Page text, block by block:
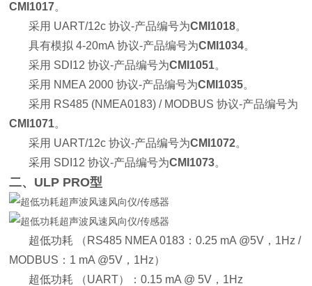
CMI1017。
采用 UART/12c 协议-产品编号为CMI1018。
具有模拟 4-20mA 协议-产品编号为CMI1034。
采用 SDI12 协议-产品编号为CMI1051。
采用 NMEA 2000 协议-产品编号为CMI1035。
采用 RS485 (NMEA0183) / MODBUS 协议-产品编号为
CMI1071。
采用 UART/12c 协议-产品编号为CMI1072。
采用 SDI12 协议-产品编号为CMI1073。
二、ULP PRO型
超低功耗 （RS485 NMEA 0183：0.25 mA @5V，1Hz /
MODBUS：1 mA @5V，1Hz）
超低功耗 （UART）：0.15 mA @ 5V，1Hz